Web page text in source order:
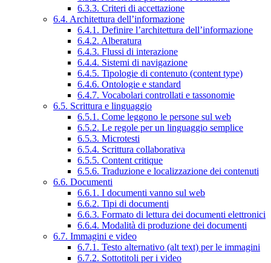
6.3.3. Criteri di accettazione
6.4. Architettura dell’informazione
6.4.1. Definire l’architettura dell’informazione
6.4.2. Alberatura
6.4.3. Flussi di interazione
6.4.4. Sistemi di navigazione
6.4.5. Tipologie di contenuto (content type)
6.4.6. Ontologie e standard
6.4.7. Vocabolari controllati e tassonomie
6.5. Scrittura e linguaggio
6.5.1. Come leggono le persone sul web
6.5.2. Le regole per un linguaggio semplice
6.5.3. Microtesti
6.5.4. Scrittura collaborativa
6.5.5. Content critique
6.5.6. Traduzione e localizzazione dei contenuti
6.6. Documenti
6.6.1. I documenti vanno sul web
6.6.2. Tipi di documenti
6.6.3. Formato di lettura dei documenti elettronici
6.6.4. Modalità di produzione dei documenti
6.7. Immagini e video
6.7.1. Testo alternativo (alt text) per le immagini
6.7.2. Sottotitoli per i video